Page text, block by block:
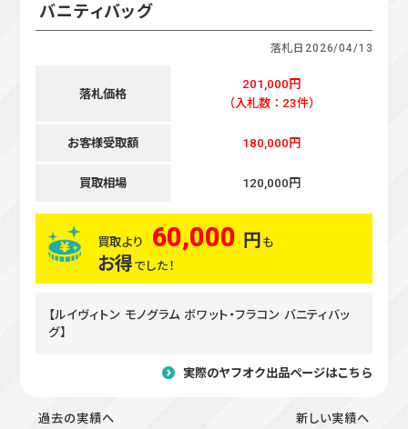
バニティバッグ
落札日 2026/04/13
落札価格
201,000円
（入札数：23件）
お客様受取額 180,000円
買取相場 120,000円
買取より 60,000 円 も
お得 でした！
【ルイヴィトン モノグラム ボワット・フラコン バニティバッ
グ】
実際のヤフオク出品ページはこちら
過去の実績へ 新しい実績へ